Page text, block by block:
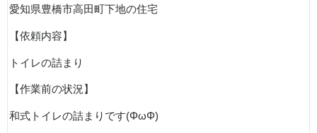
愛知県豊橋市高田町下地の住宅
【依頼内容】
トイレの詰まり
【作業前の状況】
和式トイレの詰まりです(ΦωΦ)